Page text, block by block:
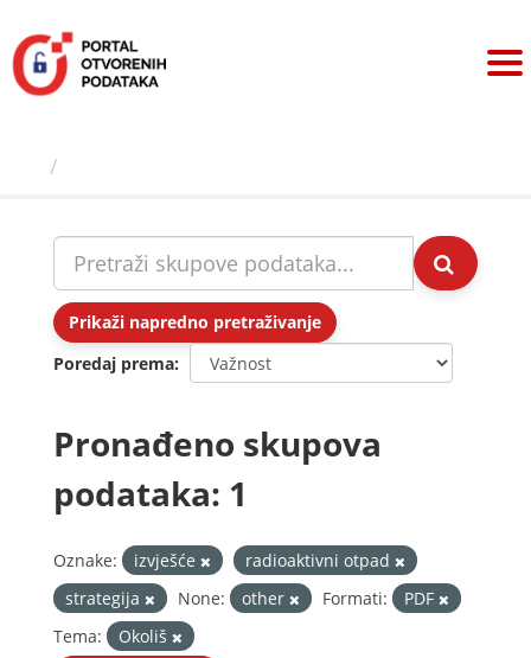
sadržaj
Prikaži napredno pretraživanje
Poredaj prema
Pronađeno skupova
podataka: 1
Oznake: izvješće
radioaktivni otpad
strategija
None: other Formati:
PDF
Tema:
Okoliš